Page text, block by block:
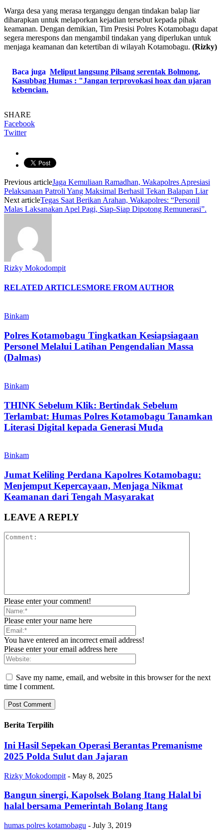
Warga desa yang merasa terganggu dengan tindakan balap liar
diharapkan untuk melaporkan kejadian tersebut kepada pihak
keamanan. Dengan demikian, Tim Presisi Polres Kotamobagu dapat
segera merespons dan mengambil tindakan yang diperlukan untuk
menjaga keamanan dan ketertiban di wilayah Kotamobagu. (Rizky)
Baca juga Meliput langsung Pilsang serentak Bolmong,
Kasubbag Humas : "Jangan terprovokasi hoax dan ujaran
kebencian.
SHARE
Facebook
Twitter
Previous articleJaga Kemuliaan Ramadhan, Wakapolres Apresiasi
Pelaksanaan Patroli Yang Maksimal Berhasil Tekan Balapan Liar
Next articleTegas Saat Berikan Arahan, Wakapolres: “Personil
Malas Laksanakan Apel Pagi, Siap-Siap Dipotong Remunerasi”.
Rizky Mokodompit
RELATED ARTICLESMORE FROM AUTHOR
Binkam
Polres Kotamobagu Tingkatkan Kesiapsiagaan
Personel Melalui Latihan Pengendalian Massa
(Dalmas)
Binkam
THINK Sebelum Klik: Bertindak Sebelum
Terlambat: Humas Polres Kotamobagu Tanamkan
Literasi Digital kepada Generasi Muda
Binkam
Jumat Keliling Perdana Kapolres Kotamobagu:
Menjemput Kepercayaan, Menjaga Nikmat
Keamanan dari Tengah Masyarakat
LEAVE A REPLY
Please enter your comment!
Please enter your name here
You have entered an incorrect email address!
Please enter your email address here
Save my name, email, and website in this browser for the next
time I comment.
Berita Terpilih
Ini Hasil Sepekan Operasi Berantas Premanisme
2025 Polda Sulut dan Jajaran
Rizky Mokodompit - May 8, 2025
Bangun sinergi, Kapolsek Bolang Itang Halal bi
halal bersama Pemerintah Bolang Itang
humas polres kotamobagu - July 3, 2019